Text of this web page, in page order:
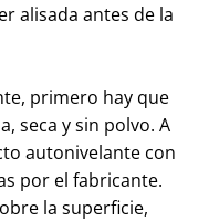
alisada antes de la
primero hay que
seca y sin polvo. A
autonivelante con
por el fabricante.
la superficie,